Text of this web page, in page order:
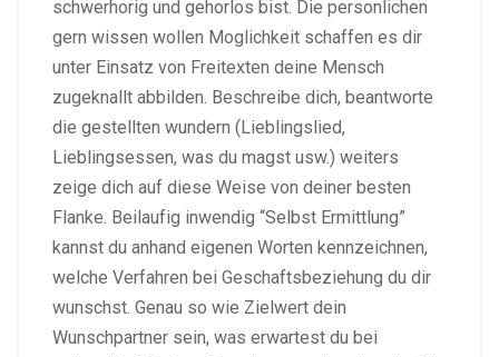
schwerhorig und gehorlos bist. Die personlichen
gern wissen wollen Moglichkeit schaffen es dir
unter Einsatz von Freitexten deine Mensch
zugeknallt abbilden. Beschreibe dich, beantworte
die gestellten wundern (Lieblingslied,
Lieblingsessen, was du magst usw.) weiters
zeige dich auf diese Weise von deiner besten
Flanke. Beilaufig inwendig “Selbst Ermittlung”
kannst du anhand eigenen Worten kennzeichnen,
welche Verfahren bei Geschaftsbeziehung du dir
wunschst. Genau so wie Zielwert dein
Wunschpartner sein, was erwartest du bei